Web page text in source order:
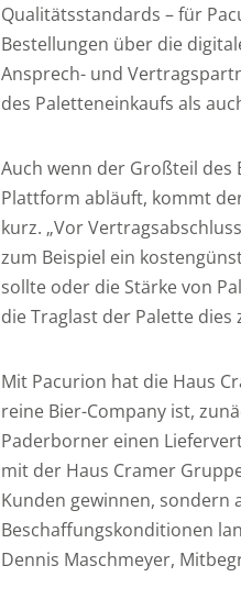
Qualitätsstandards – für
Bestellungen über die
Ansprech- und
des Paletteneinkaufs als
Auch wenn der Großteil
Plattform abläuft, kommt
kurz. „Vor
zum Beispiel ein
sollte oder die Stärke von
die Traglast der Palette dies
Mit Pacurion hat die Haus
reine Bier-Company ist,
Paderborner einen
mit der Haus Cramer
Kunden gewinnen, sondern
Beschaffungskonditionen
Dennis Maschmeyer,